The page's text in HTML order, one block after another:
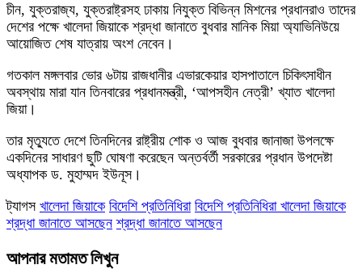
চীন, যুক্তরাজ্য, যুক্তরাষ্ট্রসহ ঢাকায় নিযুক্ত বিভিন্ন মিশনের প্রধানরাও তাদের
দেশের পক্ষে খালেদা জিয়াকে শ্রদ্ধা জানাতে বুধবার মানিক মিয়া অ্যাভিনিউয়ে
আয়োজিত শেষ যাত্রায় অংশ নেবেন।
গতকাল মঙ্গলবার ভোর ৬টায় রাজধানীর এভারকেয়ার হাসপাতালে চিকিৎসাধীন
অবস্থায় মারা যান তিনবারের প্রধানমন্ত্রী, ‘আপসহীন নেত্রী’ খ্যাত খালেদা
জিয়া।
তার মৃত্যুতে দেশে তিনদিনের রাষ্ট্রীয় শোক ও আজ বুধবার জানাজা উপলক্ষে
একদিনের সাধারণ ছুটি ঘোষণা করেছেন অন্তর্বর্তী সরকারের প্রধান উপদেষ্টা
অধ্যাপক ড. মুহাম্মদ ইউনূস।
ট্যাগস খালেদা জিয়াকে বিদেশি প্রতিনিধিরা বিদেশি প্রতিনিধিরা খালেদা জিয়াকে
শ্রদ্ধা জানাতে আসছেন শ্রদ্ধা জানাতে আসছেন
আপনার মতামত লিখুন